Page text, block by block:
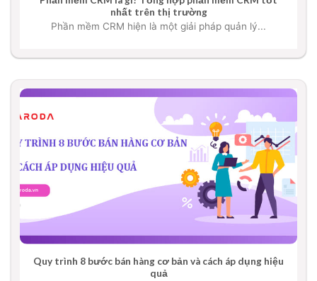
nhất trên thị trường
Phần mềm CRM hiện là một giải pháp quản lý...
Quy trình 8 bước bán hàng cơ bản và cách áp dụng hiệu
quả